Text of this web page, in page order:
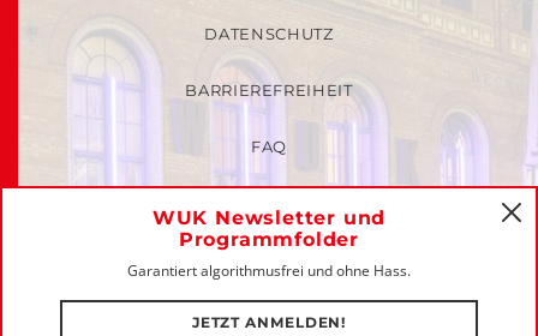
WUK Newsletter und
Programmfolder
Garantiert algorithmusfrei und ohne Hass.
JETZT ANMELDEN!
DATENSCHUTZ
BARRIEREFREIHEIT
FAQ
IMPRESSUM